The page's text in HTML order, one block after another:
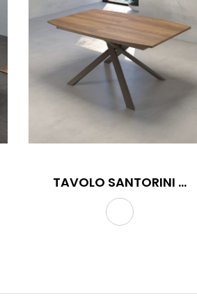
TAVOLO SANTORINI BOTTE